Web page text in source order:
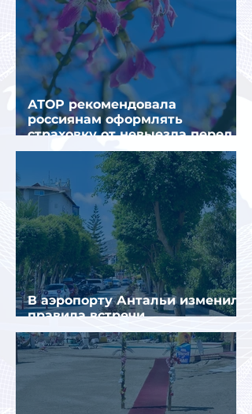
АТОР рекомендовала
россиянам оформлять
страховку от невыезда перед
поездкой в Грецию
В аэропорту Антальи изменили
правила встречи
организованных туристов